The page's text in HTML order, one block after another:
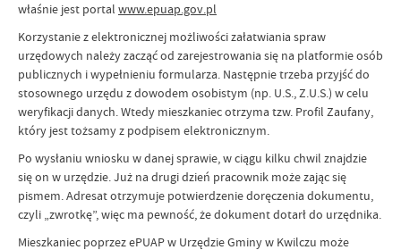
właśnie jest portal www.epuap.gov.pl
Korzystanie z elektronicznej możliwości załatwiania spraw
urzędowych należy zacząć od zarejestrowania się na platformie osób
publicznych i wypełnieniu formularza. Następnie trzeba przyjść do
stosownego urzędu z dowodem osobistym (np. U.S., Z.U.S.) w celu
weryfikacji danych. Wtedy mieszkaniec otrzyma tzw. Profil Zaufany,
który jest tożsamy z podpisem elektronicznym.
Po wysłaniu wniosku w danej sprawie, w ciągu kilku chwil znajdzie
się on w urzędzie. Już na drugi dzień pracownik może zając się
pismem. Adresat otrzymuje potwierdzenie doręczenia dokumentu,
czyli „zwrotkę”, więc ma pewność, że dokument dotarł do urzędnika.
Mieszkaniec poprzez ePUAP w Urzędzie Gminy w Kwilczu może